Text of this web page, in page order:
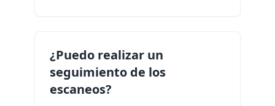
¿Puedo realizar un
seguimiento de los
escaneos?